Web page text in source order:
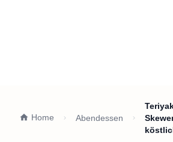
Home Abendessen